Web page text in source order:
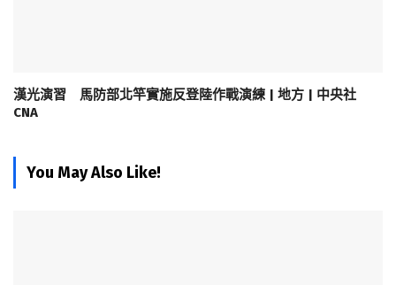
漢光演習 馬防部北竿實施反登陸作戰演練 | 地方 | 中央社
CNA
You May Also Like!